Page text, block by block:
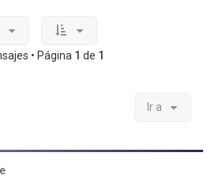
• Página 1 de 1
Ir a